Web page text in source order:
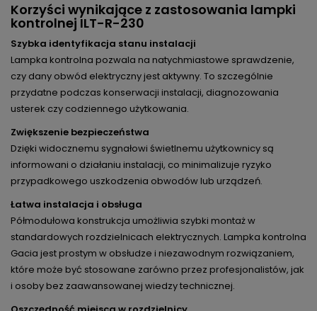
Korzyści wynikające z zastosowania lampki
kontrolnej ILT-R-230
Szybka identyfikacja stanu instalacji
Lampka kontrolna pozwala na natychmiastowe sprawdzenie,
czy dany obwód elektryczny jest aktywny. To szczególnie
przydatne podczas konserwacji instalacji, diagnozowania
usterek czy codziennego użytkowania.
Zwiększenie bezpieczeństwa
Dzięki widocznemu sygnałowi świetlnemu użytkownicy są
informowani o działaniu instalacji, co minimalizuje ryzyko
przypadkowego uszkodzenia obwodów lub urządzeń.
Łatwa instalacja i obsługa
Półmodułowa konstrukcja umożliwia szybki montaż w
standardowych rozdzielnicach elektrycznych. Lampka kontrolna
Gacia jest prostym w obsłudze i niezawodnym rozwiązaniem,
które może być stosowane zarówno przez profesjonalistów, jak
i osoby bez zaawansowanej wiedzy technicznej.